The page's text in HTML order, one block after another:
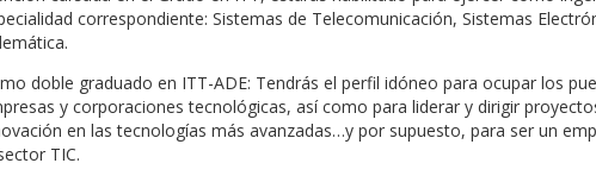
correspondiente: Sistemas de Telecomunicación, Sistemas
doble graduado en ITT-ADE: Tendrás el perfil idóneo para ocupar los
y corporaciones tecnológicas, así como para liderar y dirigir
en las tecnologías más avanzadas…y por supuesto, para ser un
TIC.